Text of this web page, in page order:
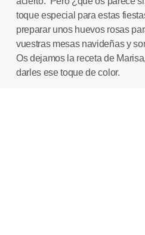
toque especial para estas
preparar unos huevos rosas
vuestras mesas navideñas y
Os dejamos la receta de Marisa
darles ese toque de color.